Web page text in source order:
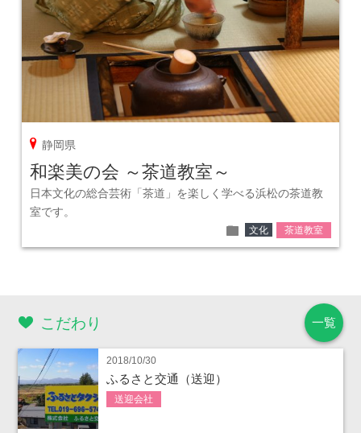
pin 静岡県
和楽美の会 ～茶道教室～
日本文化の総合芸術「茶道」を楽しく学べる浜松の茶道教
室です。
folder 文化 茶道教室
一覧
こだわり
2018/10/30
ふるさと交通（送迎）
送迎会社